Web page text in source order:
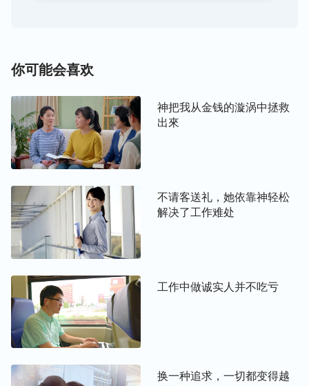
这样白白地消耗着。人的这个痛苦是怎么造成的呢？
很显然这两者都不是，归根结底都是因为人所走的路
造成的，是因为人所选择的生存方式造成的。……当
你反复考察、仔细解剖人类所追求的各样人生目标与
形色各异的生存方式的时候，你便会发现这其中没有
远离造物主的主宰与看顾，是一个个让人堕落、带人
走向地狱的陷阱。当你认识到这些的时候，接下来你
该做的就是放下旧的人生观，远离各种陷阱，你的人
生让神为你做主、为你安排，只求顺服神的摆布、神
的引导，没有自己的选择，成为敬拜神的人。
神的话让我顿时醒悟过来，原来万事万物都在神手
中，我们的命运也都在神的手中掌握，我们一生要从
事什么职业，拥有多少财富，与我们的才能与努力无
关，都在乎神的主宰命定。想想自己这些年为了挣
你可能会喜欢
神把我从金钱的漩涡中拯救
出來
不请客送礼，她依靠神轻松
解决了工作难处
工作中做诚实人并不吃亏
换一种追求，一切都变得越